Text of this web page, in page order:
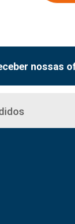
nossas